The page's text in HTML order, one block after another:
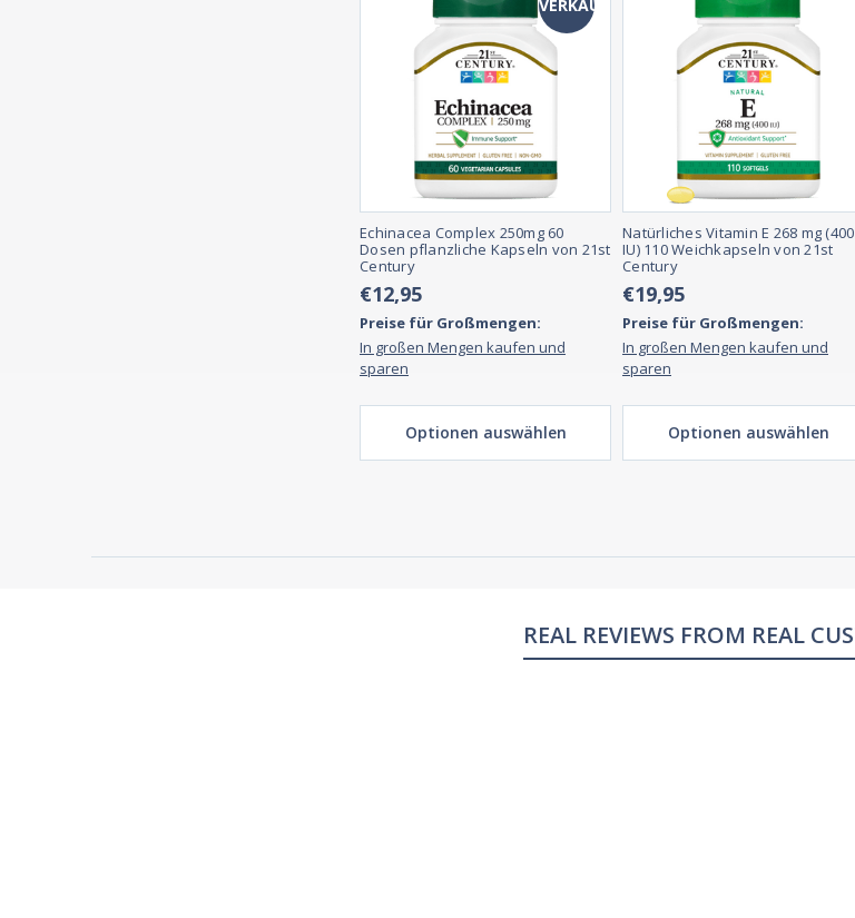
VERKAUF
Echinacea Complex 250mg 60
Dosen pflanzliche Kapseln von 21st
Century
€12,95
Preise für Großmengen:
In großen Mengen kaufen und
sparen
Optionen auswählen
Natürliches Vitamin E 268 mg (400
IU) 110 Weichkapseln von 21st
Century
€19,95
Preise für Großmengen:
In großen Mengen kaufen und
sparen
Optionen auswählen
REAL REVIEWS FROM REAL CUSTOMERS